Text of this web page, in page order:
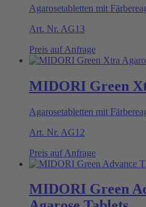
Agarosetabletten mit
Art. Nr. AG13
Preis auf Anfrage
MIDORI Green
Agarosetabletten mit
Art. Nr. AG12
Preis auf Anfrage
MIDORI Green